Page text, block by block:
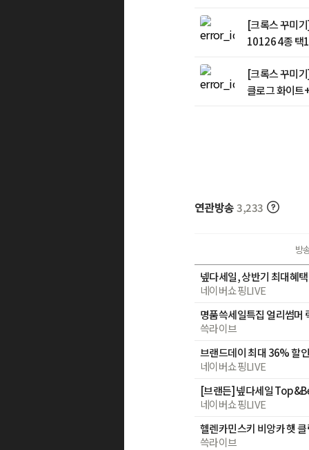
[크록스 꾸미
10126 4종 택
[크록스 꾸미
클로그 화이트
연관방송 3,233
방
넾다세일, 상반기 최대혜
네이버쇼핑LIVE
쓱라이브
브랜드데이 최대 36% 할
네이버쇼핑LIVE
네이버쇼핑LIVE
헬렌카민스키 비앙카 햇
쓱라이브